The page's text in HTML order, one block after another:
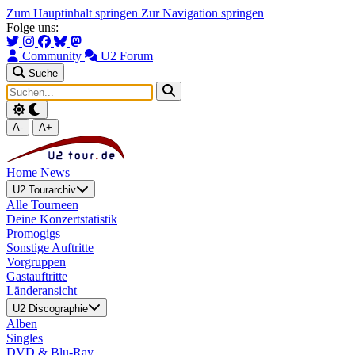
Zum Hauptinhalt springen Zur Navigation springen
Folge uns:
Community U2 Forum
Suche
A- A+
Home News
U2 Tourarchiv
Alle Tourneen
Deine Konzertstatistik
Promogigs
Sonstige Auftritte
Vorgruppen
Gastauftritte
Länderansicht
U2 Discographie
Alben
Singles
DVD & Blu-Ray